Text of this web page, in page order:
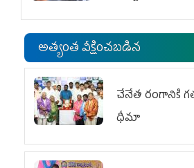
అత్యంత వీక్షించబడిన
చేనేత రంగానికి
ధీమా